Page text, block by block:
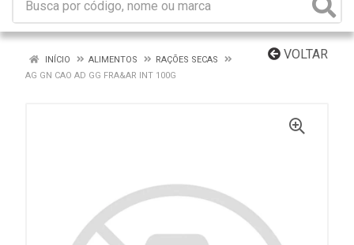
VOLTAR
INÍCIO ALIMENTOS
RAÇÕES SECAS
AG GN CAO AD GG FRA&AR INT 100G